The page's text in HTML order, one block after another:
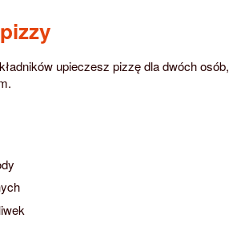
upieczesz pizzę dla dwóch osób,